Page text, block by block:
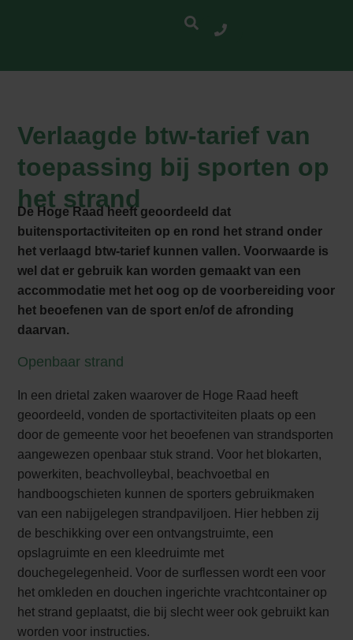
Verlaagde btw-tarief van
toepassing bij sporten op
het strand
De Hoge Raad heeft geoordeeld dat
buitensportactiviteiten op en rond het strand onder
het verlaagd btw-tarief kunnen vallen. Voorwaarde is
wel dat er gebruik kan worden gemaakt van een
accommodatie met het oog op de voorbereiding voor
het beoefenen van de sport en/of de afronding
daarvan.
Openbaar strand
In een drietal zaken waarover de Hoge Raad heeft
geoordeeld, vonden de sportactiviteiten plaats op een
door de gemeente voor het beoefenen van strandsporten
aangewezen openbaar stuk strand. Voor het blokarten,
powerkiten, beachvolleybal, beachvoetbal en
handboogschieten kunnen de sporters gebruikmaken
van een nabijgelegen strandpaviljoen. Hier hebben zij
de beschikking over een ontvangstruimte, een
opslagruimte en een kleedruimte met
douchegelegenheid. Voor de surflessen wordt een voor
het omkleden en douchen ingerichte vrachtcontainer op
het strand geplaatst, die bij slecht weer ook gebruikt kan
worden voor instructies.